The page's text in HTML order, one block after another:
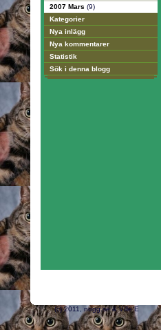
2007 Mars (9)
Kategorier
Nya inlägg
Nya kommentarer
Statistik
Sök i denna blogg
(c) 2011,